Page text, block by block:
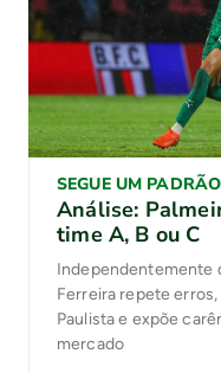
SEGUE UM
Análise:
time A, B ou C
Independentemente
Ferreira repete
Paulista e expõe
mercado